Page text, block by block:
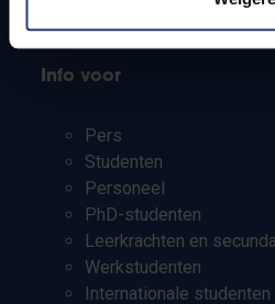
Info voor
Pers
Studenten
Personeel
PhD-studenten
Leerkrachten en
Werkstudenten
Internationale studenten